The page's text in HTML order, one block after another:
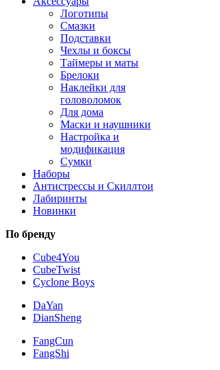
Логотипы
Смазки
Подставки
Чехлы и боксы
Таймеры и маты
Брелоки
Наклейки для
головоломок
Для дома
Маски и наушники
Настройка и
модификация
Сумки
Наборы
Антистрессы и Скиллтои
Лабиринты
Новинки
По бренду
Cube4You
CubeTwist
Cyclone Boys
DaYan
DianSheng
FangCun
FangShi